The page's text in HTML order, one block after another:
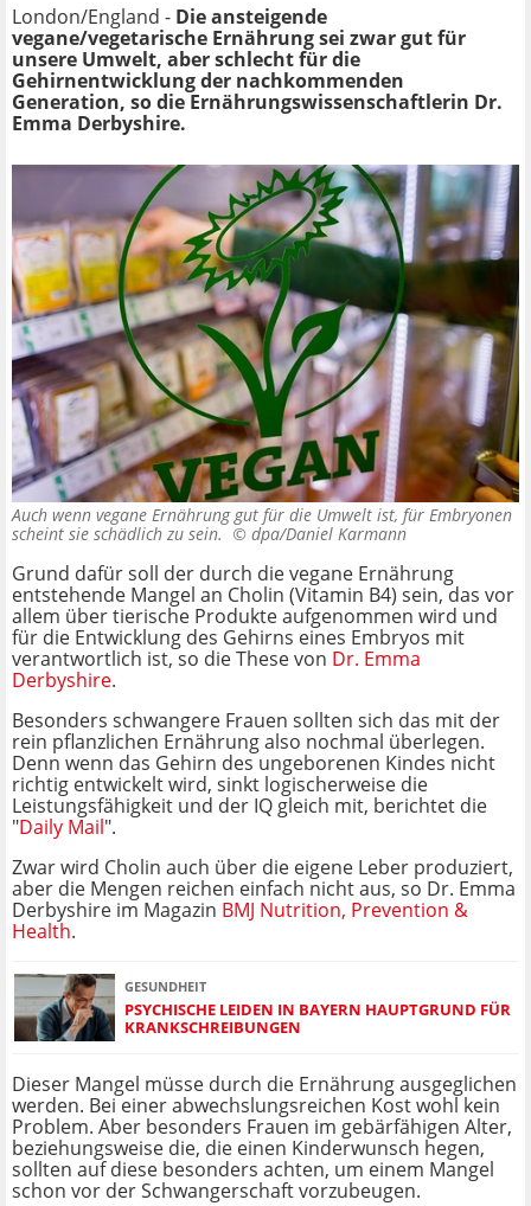
London/England - Die ansteigende
vegane/vegetarische Ernährung sei zwar gut für
unsere Umwelt, aber schlecht für die
Gehirnentwicklung der nachkommenden
Generation, so die Ernährungswissenschaftlerin Dr.
Emma Derbyshire.
Auch wenn vegane Ernährung gut für die Umwelt ist, für Embryonen
scheint sie schädlich zu sein. © dpa/Daniel Karmann
Grund dafür soll der durch die vegane Ernährung
entstehende Mangel an Cholin (Vitamin B4) sein, das vor
allem über tierische Produkte aufgenommen wird und
für die Entwicklung des Gehirns eines Embryos mit
verantwortlich ist, so die These von Dr. Emma
Derbyshire.
Besonders schwangere Frauen sollten sich das mit der
rein pflanzlichen Ernährung also nochmal überlegen.
Denn wenn das Gehirn des ungeborenen Kindes nicht
richtig entwickelt wird, sinkt logischerweise die
Leistungsfähigkeit und der IQ gleich mit, berichtet die
"Daily Mail".
Zwar wird Cholin auch über die eigene Leber produziert,
aber die Mengen reichen einfach nicht aus, so Dr. Emma
Derbyshire im Magazin BMJ Nutrition, Prevention &
Health.
GESUNDHEIT
PSYCHISCHE LEIDEN IN BAYERN HAUPTGRUND FÜR
KRANKSCHREIBUNGEN
Dieser Mangel müsse durch die Ernährung ausgeglichen
werden. Bei einer abwechslungsreichen Kost wohl kein
Problem. Aber besonders Frauen im gebärfähigen Alter,
beziehungsweise die, die einen Kinderwunsch hegen,
sollten auf diese besonders achten, um einem Mangel
schon vor der Schwangerschaft vorzubeugen.